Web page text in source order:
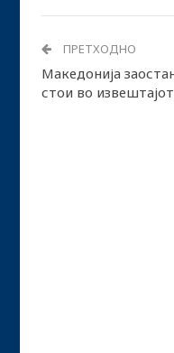
ПРЕТХОДНО
Македонија
стои во